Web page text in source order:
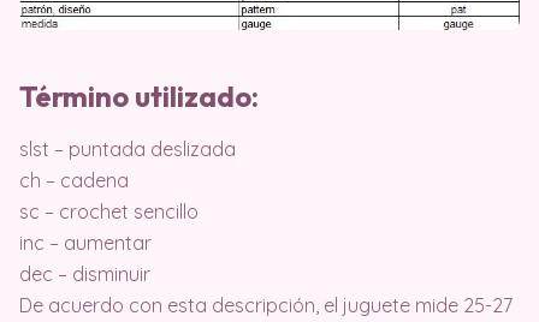
Término utilizado:
slst – puntada deslizada
ch – cadena
sc – crochet sencillo
inc – aumentar
dec – disminuir
De acuerdo con esta descripción, el juguete mide 25-27